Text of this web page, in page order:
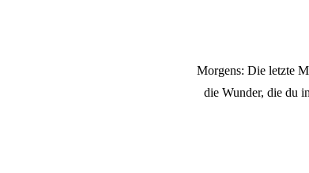
Morgens: Die letzte
die Wunder, die du